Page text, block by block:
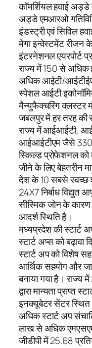
कॉमर्शियल हवाई
अड्डे एमआरओ
इंडस्ट्री एवं सिविल
मेगा इन्वेस्टमेंट रीजन
इंटरनेशनल एयरपोर्ट
राज्य में 150 से
अधिक आईटी/
स्पेशल आईटी
मैन्युफैक्चरिंग क्लस्टर
जबलपुर में हर तरह की
राज्य में आईआईटी,
आईआईटीएम जैसे
स्किल्ड प्रोफेशनल को
जीने के लिए बेहतरीन
देश के 10 सबसे स्वच्छ
24X7 निर्बाध विद्युत
सीस्मिक जोन के
आदर्श स्थिति है।
मध्यप्रदेश की स्टार्ट
स्टार्ट अप्स को बढ़ावा
स्टार्ट अप को विशेष
आर्थिक सहयोग और
बनाया गया है।
द्वारा मान्यता
इनक्यूबेटर सेंटर स्थित
अधिक स्टार्ट अप
लाख से अधिक
जीडीपी में 25.68